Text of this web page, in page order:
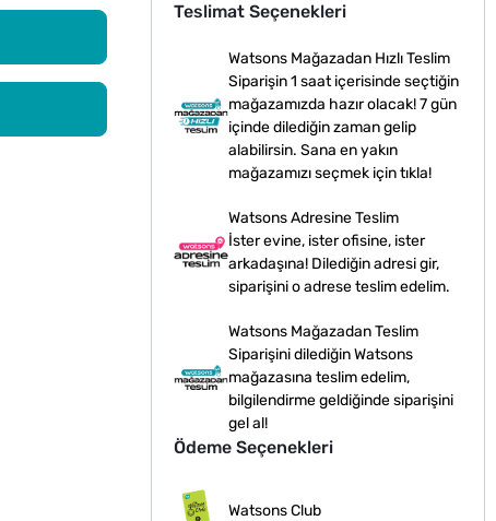
Teslimat Seçenekleri
Watsons Mağazadan Hızlı Teslim
Siparişin 1 saat içerisinde seçtiğin
mağazamızda hazır olacak! 7 gün
içinde dilediğin zaman gelip
alabilirsin. Sana en yakın
mağazamızı seçmek için tıkla!
Watsons Adresine Teslim
İster evine, ister ofisine, ister
arkadaşına! Dilediğin adresi gir,
siparişini o adrese teslim edelim.
Watsons Mağazadan Teslim
Siparişini dilediğin Watsons
mağazasına teslim edelim,
bilgilendirme geldiğinde siparişini
gel al!
Ödeme Seçenekleri
Watsons Club